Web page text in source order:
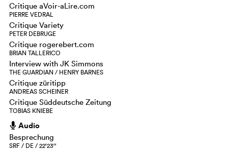
Critique aVoir-aLire.com
PIERRE VEDRAL
Critique Variety
PETER DEBRUGE
Critique rogerebert.com
BRIAN TALLERICO
Interview with JK Simmons
THE GUARDIAN / HENRY BARNES
Critique züritipp
ANDREAS SCHEINER
Critique Süddeutsche Zeitung
TOBIAS KNIEBE
h Audio
Besprechung
SRF / DE / 22‘23‘‘